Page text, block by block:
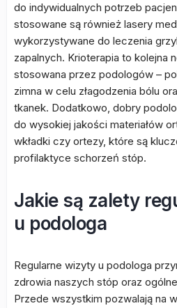
do indywidualnych potrzeb
stosowane są również lasery
wykorzystywane do leczenia
zapalnych. Krioterapia to kolejna
stosowana przez podologów –
zimna w celu złagodzenia bólu
tkanek. Dodatkowo, dobry
do wysokiej jakości materiałów
wkładki czy ortezy, które są
profilaktyce schorzeń stóp.
Jakie są zalety
u podologa
Regularne wizyty u podologa
zdrowia naszych stóp oraz
Przede wszystkim pozwalają na